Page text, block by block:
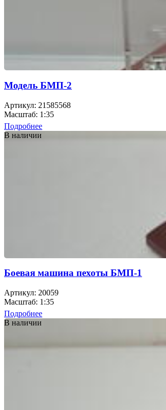
Модель БМП-2
Артикул: 21585568
Масштаб: 1:35
Подробнее
В наличии
Боевая машина пехоты БМП-1
Артикул: 20059
Масштаб: 1:35
Подробнее
В наличии